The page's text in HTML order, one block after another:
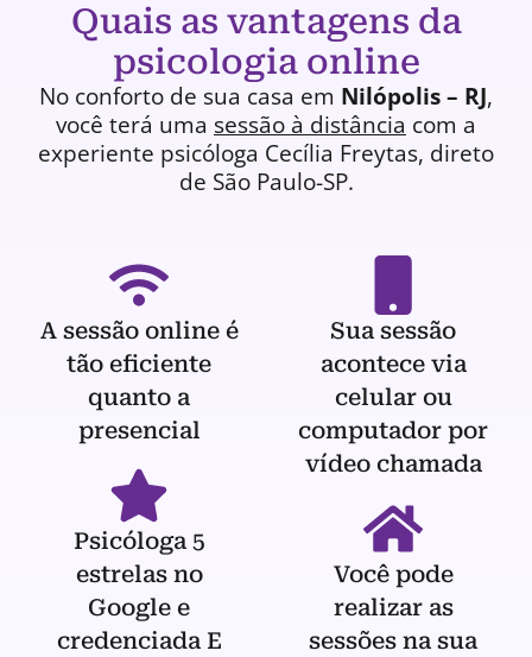
Quais as vantagens da
psicologia online
No conforto de sua casa em Nilópolis – RJ,
você terá uma sessão à distância com a
experiente psicóloga Cecília Freytas, direto
de São Paulo-SP.
A sessão online é
tão eficiente
quanto a
presencial
Psicóloga 5
estrelas no
Google e
credenciada E
Sua sessão
acontece via
celular ou
computador por
vídeo chamada
Você pode
realizar as
sessões na sua